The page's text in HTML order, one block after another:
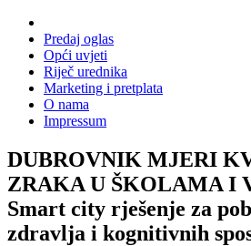
Predaj oglas
Opći uvjeti
Riječ urednika
Marketing i pretplata
O nama
Impressum
DUBROVNIK MJERI
ZRAKA U ŠKOLAMA I
Smart city rješenje za
zdravlja i kognitivnih